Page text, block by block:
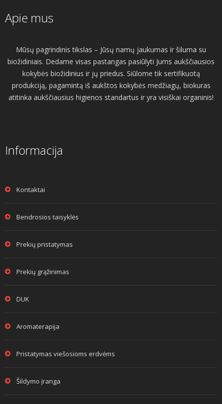
Apie mus
Mūsų pagrindinis tikslas – Jūsų namų jaukumas ir šiluma su
biožidiniais. Dedame visas pastangas pasiūlyti Jums aukščiausios
kokybės biožidinius ir jų priedus. Siūlome tik sertifikuotą
produkciją, pagamintą iš aukštos kokybės medžiagų, biokuras
atitinka aukščiausius higienos standartus ir yra visiškai organinis!
Informacija
Kontaktai
Bendrosios taisyklės
Prekių pristatymas
Prekių grąžinimas
DUK
Aromaterapija
Pristatymas viešosioms erdvėms
Šildymo įranga